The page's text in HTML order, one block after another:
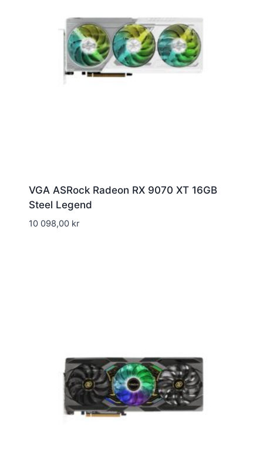
VGA ASRock Radeon RX 9070 XT 16GB
Steel Legend
10 098,00 kr